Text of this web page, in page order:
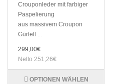
Crouponleder mit farbiger
Paspelierung
aus massivem Croupon
Gürtell ...
299,00€
Netto 251,26€
OPTIONEN WÄHLEN